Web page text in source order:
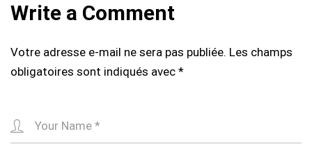
Write a Comment
Votre adresse e-mail ne sera pas publiée. Les champs
obligatoires sont indiqués avec *